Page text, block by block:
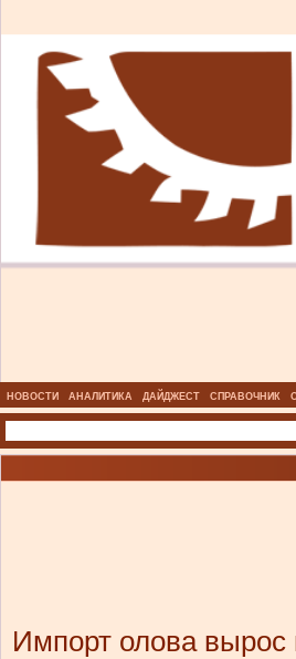
НОВОСТИ АНАЛИТИКА ДАЙДЖЕСТ СПРАВОЧНИК
Импорт олова вырос